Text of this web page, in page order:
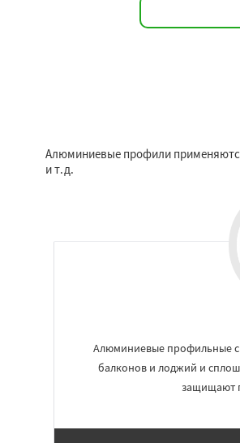
Алюминиевые профили
и т.д.
Алюминиевые профильные
балконов и лоджий и
защищают